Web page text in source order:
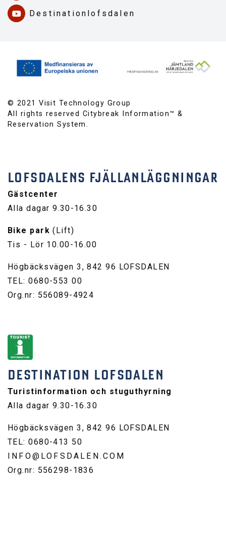
Destinationlofsdalen
© 2021 Visit Technology Group
All rights reserved Citybreak Information™ &
Reservation System.
DESTINATION LOFSDALEN
Turistinformation och stuguthyrning
Alla dagar 9.30-16.30
Högbäcksvägen 3, 842 96 LOFSDALEN
TEL: 0680-413 50
INFO@LOFSDALEN.COM
Org.nr: 556298-1836
LOFSDALENS FJÄLLANLÄGGNINGAR
Gästcenter
Alla dagar 9.30-16.30
Bike park (Lift)
Tis - Lör 10.00-16.00
Högbäcksvägen 3, 842 96 LOFSDALEN
TEL: 0680-553 00
Org.nr: 556089-4924